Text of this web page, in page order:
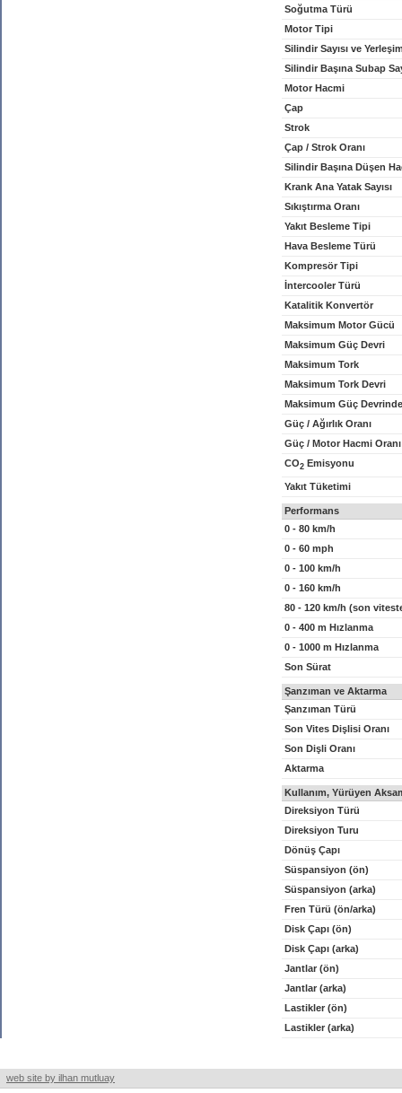
Soğutma Türü
Motor Tipi
Silindir Sayısı ve
Silindir Başına Subap
Motor Hacmi
Çap
Strok
Çap / Strok Oranı
Silindir Başına Düşen
Krank Ana Yatak Sayısı
Sıkıştırma Oranı
Yakıt Besleme Tipi
Hava Besleme Türü
Kompresör Tipi
İntercooler Türü
Katalitik Konvertör
Maksimum Motor Gücü
Maksimum Güç Devri
Maksimum Tork
Maksimum Tork Devri
Maksimum Güç
Güç / Ağırlık Oranı
Güç / Motor Hacmi Oranı
CO2 Emisyonu
Yakıt Tüketimi
Performans
0 - 80 km/h
0 - 60 mph
0 - 100 km/h
0 - 160 km/h
80 - 120 km/h (son
0 - 400 m Hızlanma
0 - 1000 m Hızlanma
Son Sürat
Şanzıman ve Aktarma
Şanzıman Türü
Son Vites Dişlisi Oranı
Son Dişli Oranı
Aktarma
Kullanım, Yürüyen
Direksiyon Türü
Direksiyon Turu
Dönüş Çapı
Süspansiyon (ön)
Süspansiyon (arka)
Fren Türü (ön/arka)
Disk Çapı (ön)
Disk Çapı (arka)
Jantlar (ön)
Jantlar (arka)
Lastikler (ön)
Lastikler (arka)
web site by ilhan mutluay